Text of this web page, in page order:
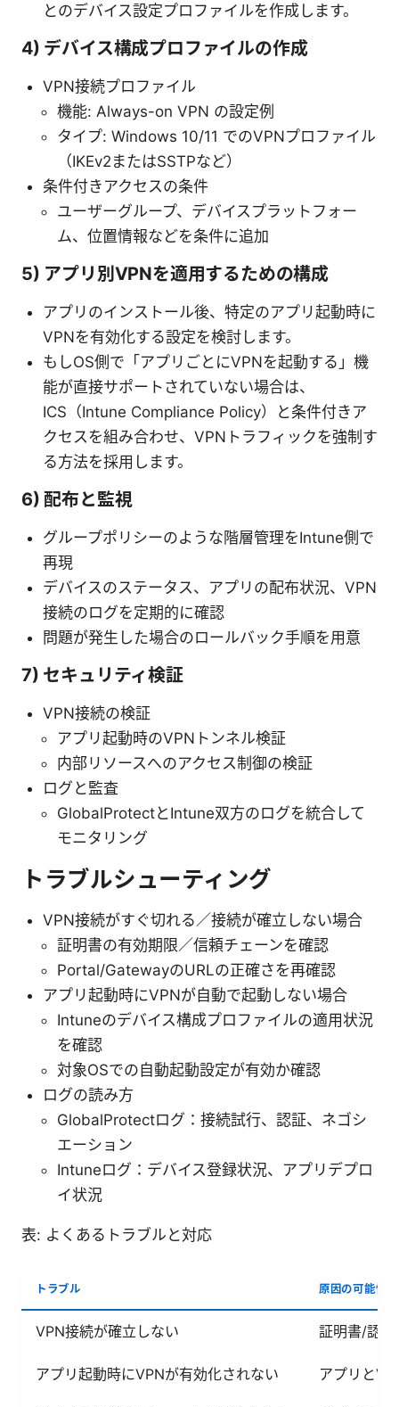
とのデバイス設定プロファイルを作成します。
4) デバイス構成プロファイルの作成
VPN接続プロファイル
機能: Always-on VPN の設定例
タイプ: Windows 10/11 でのVPNプロファイル
（IKEv2またはSSTPなど）
条件付きアクセスの条件
ユーザーグループ、デバイスプラットフォー
ム、位置情報などを条件に追加
5) アプリ別VPNを適用するための構成
アプリのインストール後、特定のアプリ起動時に
VPNを有効化する設定を検討します。
もしOS側で「アプリごとにVPNを起動する」機
能が直接サポートされていない場合は、
ICS（Intune Compliance Policy）と条件付きア
クセスを組み合わせ、VPNトラフィックを強制す
る方法を採用します。
6) 配布と監視
グループポリシーのような階層管理をIntune側で
再現
デバイスのステータス、アプリの配布状況、VPN
接続のログを定期的に確認
問題が発生した場合のロールバック手順を用意
7) セキュリティ検証
VPN接続の検証
アプリ起動時のVPNトンネル検証
内部リソースへのアクセス制御の検証
ログと監査
GlobalProtectとIntune双方のログを統合して
モニタリング
トラブルシューティング
VPN接続がすぐ切れる／接続が確立しない場合
証明書の有効期限／信頼チェーンを確認
Portal/GatewayのURLの正確さを再確認
アプリ起動時にVPNが自動で起動しない場合
Intuneのデバイス構成プロファイルの適用状況
を確認
対象OSでの自動起動設定が有効か確認
ログの読み方
GlobalProtectログ：接続試行、認証、ネゴシ
エーション
Intuneログ：デバイス登録状況、アプリデプロ
イ状況
表: よくあるトラブルと対応
トラブル 原因の可能性
VPN接続が確立しない 証明書/認
アプリ起動時にVPNが有効化されない アプリと